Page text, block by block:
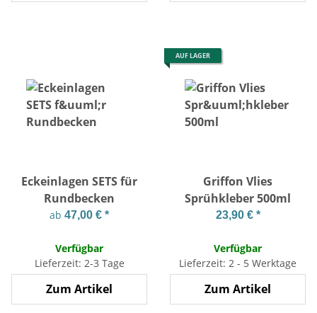
Eckeinlagen SETS für
Rundbecken
ab 47,00 € *
Verfügbar
Lieferzeit: 2-3 Tage
Zum Artikel
AUF LAGER
Griffon Vlies
Sprühkleber 500ml
23,90 € *
Verfügbar
Lieferzeit: 2 - 5 Werktage
Zum Artikel